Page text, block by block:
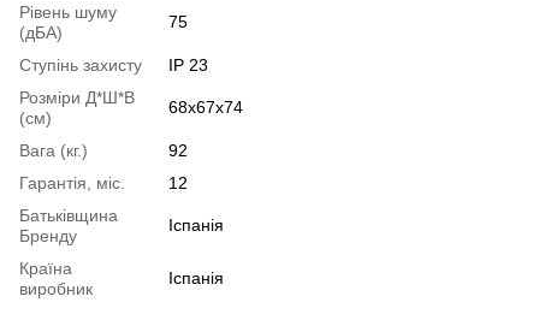
Рівень шуму
(дБА)
75
Ступінь захисту
IP 23
Розміри Д*Ш*В
(см)
68х67х74
Вага (кг.)
92
Гарантія, міс.
12
Батьківщина
Бренду
Іспанія
Країна
виробник
Іспанія